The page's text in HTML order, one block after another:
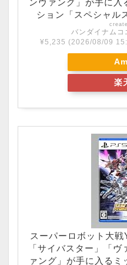
ンヴァング」が手に入
ション「スペシャル
バンダイナムコ
¥5,235 (2026/08/09
楽
スーパーロボット大戦
「サイバスター」「
ァング」が手に入るミ